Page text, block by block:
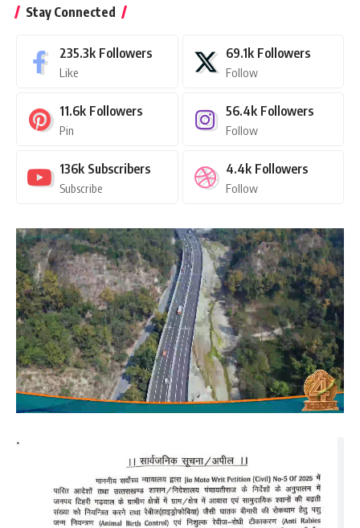
Stay Connected
235.3k Followers
Like
69.1k Followers
Follow
11.6k Followers
Pin
56.4k Followers
Follow
136k Subscribers
Subscribe
4.4k Followers
Follow